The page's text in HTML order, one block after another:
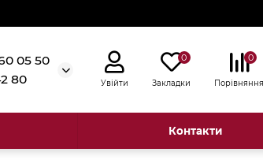
05 50
80
Увійти
0
Закладки
0
Порівняння
Контакти